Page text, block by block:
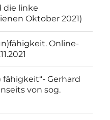
die linke
Oktober 2021)
Online-
fähigkeit“- Gerhard
von sog.